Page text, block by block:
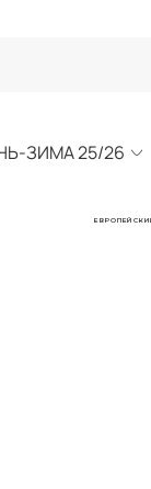
ЗИМА 25/26
ЕВРОПЕЙСКИЙ